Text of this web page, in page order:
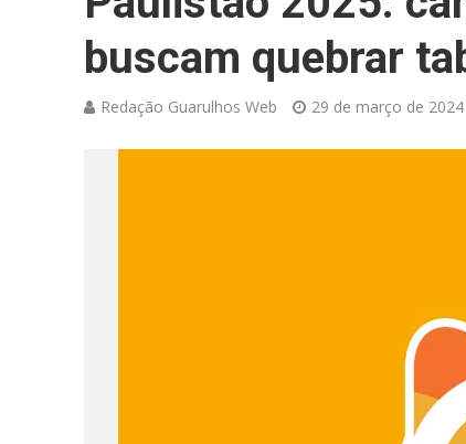
buscam quebrar
Redação Guarulhos Web 29 de março de 2024